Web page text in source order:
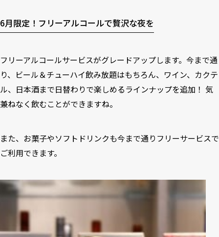
6月限定！フリーアルコールで贅沢な夜を
フリーアルコールサービスがグレードアップします。今まで通
り、ビール＆チューハイ飲み放題はもちろん、ワイン、カクテ
ル、日本酒まで日替わりで楽しめるラインナップを追加！ 気
兼ねなく飲むことができますね。
また、お菓子やソフトドリンクも今まで通りフリーサービスで
ご利用できます。